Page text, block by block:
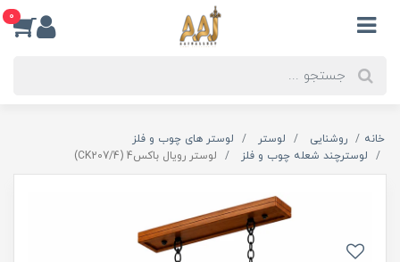
0
خانه روشنایی لوستر
لوستر های چوب و فلز
لوسترچند شعله چوب و فلز
لوستر رویال باکس4 (CK207/4)